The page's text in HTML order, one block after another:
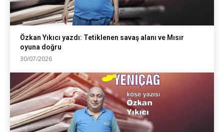
Özkan Yıkıcı yazdı: Tetiklenen savaş alanı ve Mısır
oyuna doğru
30/07/2026